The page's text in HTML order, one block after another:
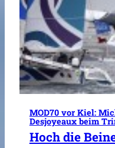
MOD70 vor Kiel:
Desjoyeaux beim
Hoch die